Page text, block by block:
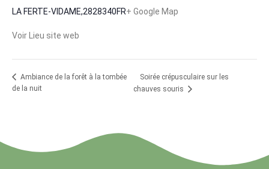
LA FERTE-VIDAME,2828340FR+ Google Map
Voir Lieu site web
Ambiance de la forêt à la tombée
de la nuit
Soirée crépusculaire sur les
chauves souris